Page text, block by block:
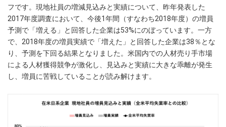
フです。現地社員の増減見込みと実績について、昨年発表した
2017年度調査において、今後1年間（すなわち2018年度）の増員
予測で「増える」と回答した企業は53%にのぼっています。一方
で、2018年度の増員実績で「増えた」と回答した企業は38％とな
り、予測を下回る結果となりました。米国内での人材売り手市場
による人材獲得競争が激化し、見込みと実績に大きな乖離が発生
し、増員に苦戦していることが読み解けます。